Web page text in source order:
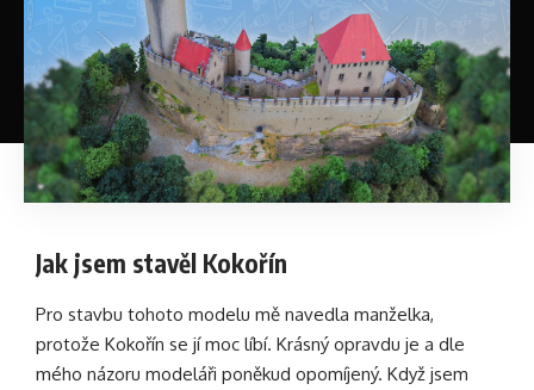
Jak jsem stavěl Kokořín
Pro stavbu tohoto modelu mě navedla manželka,
protože Kokořín se jí moc líbí. Krásný opravdu je a dle
mého názoru modeláři poněkud opomíjený. Když jsem